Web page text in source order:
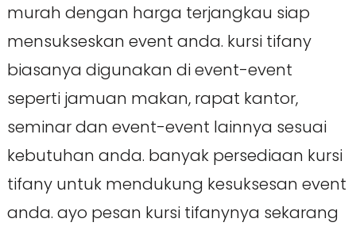
murah dengan harga terjangkau siap
mensukseskan event anda. kursi tifany
biasanya digunakan di event-event
seperti jamuan makan, rapat kantor,
seminar dan event-event lainnya sesuai
kebutuhan anda. banyak persediaan kursi
tifany untuk mendukung kesuksesan event
anda. ayo pesan kursi tifanynya sekarang